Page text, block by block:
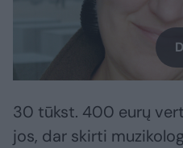
30 tūkst. 400 eurų
jos, dar skirti